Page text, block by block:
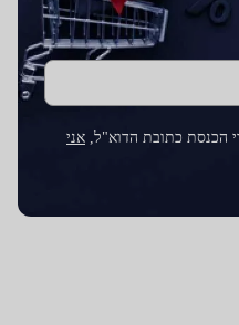
הכנסת כתובת הדוא"ל, אני